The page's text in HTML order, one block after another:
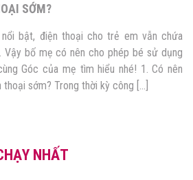
SỚM?
bật, điện thoại cho trẻ em vẫn chứa
Vậy bố mẹ có nên cho phép bé sử dụng
Góc của mẹ tìm hiểu nhé! 1. Có nên
sớm? Trong thời kỳ công […]
NHẤT